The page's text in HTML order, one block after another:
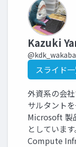
Kazuki
@kdk_wakaba
スライド
外資系の会
サルタント
Microsoft 製
としていま
Compute